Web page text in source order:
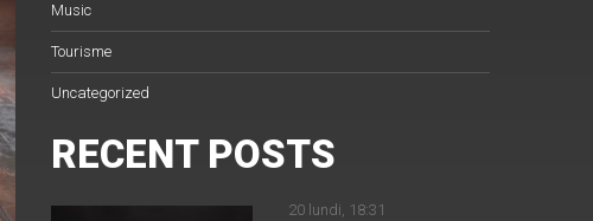
Music
Tourisme
Uncategorized
RECENT POSTS
20 lundi, 18:31